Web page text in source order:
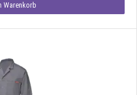
Warenkorb